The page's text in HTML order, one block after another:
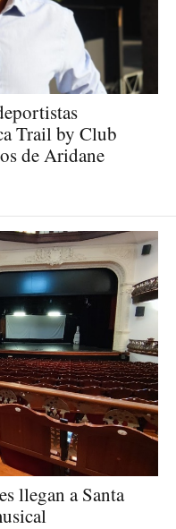
Trail by Club
de Aridane
llegan a Santa